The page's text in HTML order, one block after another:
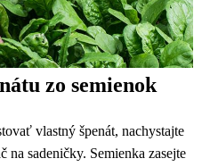
zo semienok
vlastný špenát, nachystajte
na sadeničky. Semienka zasejte